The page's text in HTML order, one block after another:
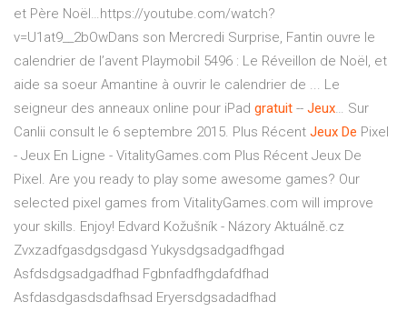
et Père Noël…https://youtube.com/watch?
v=U1at9__2bOwDans son Mercredi Surprise, Fantin ouvre le
calendrier de l’avent Playmobil 5496 : Le Réveillon de Noël, et
aide sa soeur Amantine à ouvrir le calendrier de ... Le
seigneur des anneaux online pour iPad gratuit -- Jeux… Sur
Canlii consult le 6 septembre 2015. Plus Récent Jeux De Pixel
- Jeux En Ligne - VitalityGames.com Plus Récent Jeux De
Pixel. Are you ready to play some awesome games? Our
selected pixel games from VitalityGames.com will improve
your skills. Enjoy! Edvard Kožušník - Názory Aktuálně.cz
Zvxzadfgasdgsdgasd Yukysdgsadgadfhgad
Asfdsdgsadgadfhad Fgbnfadfhgdafdfhad
Asfdasdgasdsdafhsad Eryersdgsadadfhad